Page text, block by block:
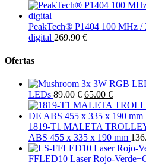
PeakTech® P1404 100 MHz /
digital 269.90 €
Ofertas
LEDs 89.00 € 65.00 €
1819-T1 MALETA
ABS 455 x 335 x 190 mm
FFLED10 Laser Rojo-